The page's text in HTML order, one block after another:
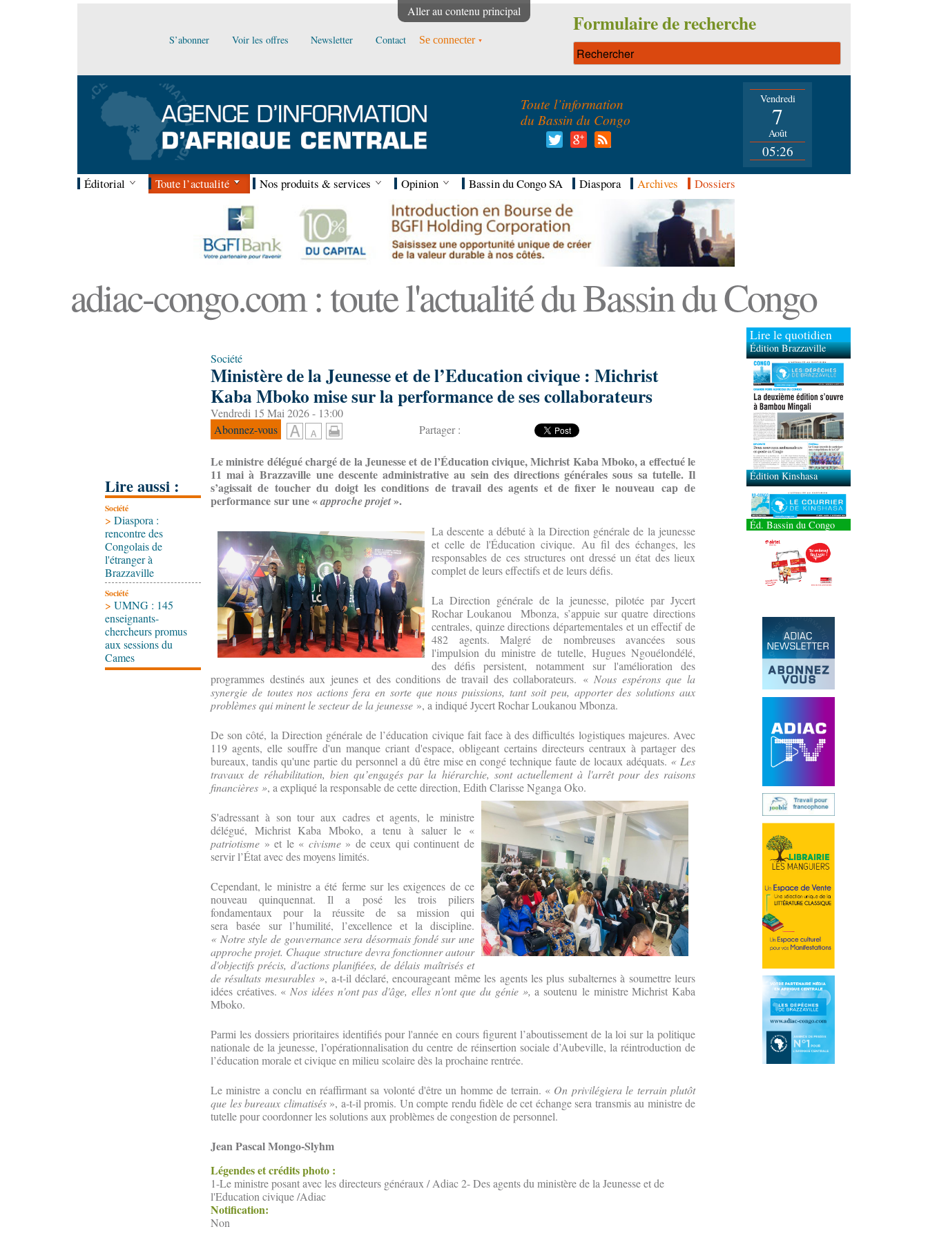
Aller au contenu principal
S’abonner Voir les offres Newsletter Contact Se connecter
Formulaire de recherche
Toute l’information
du Bassin du Congo
Vendredi
7
Août
05:26
Éditorial Toute l’actualité Nos produits & services Opinion Bassin du Congo SA Diaspora Archives Dossiers
adiac-congo.com : toute l'actualité du Bassin du Congo
Lire aussi :
Société
> Diaspora :
rencontre des
Congolais de
l'étranger à
Brazzaville
Société
> UMNG : 145
enseignants-
chercheurs promus
aux sessions du
Cames
Société
Ministère de la Jeunesse et de l’Education civique : Michrist
Kaba Mboko mise sur la performance de ses collaborateurs
Vendredi 15 Mai 2026 - 13:00
Abonnez-vous
Partager :
Le ministre délégué chargé de la Jeunesse et de l’Éducation civique, Michrist Kaba Mboko, a effectué le
11 mai à Brazzaville une descente administrative au sein des directions générales sous sa tutelle. Il
s’agissait de toucher du doigt les conditions de travail des agents et de fixer le nouveau cap de
performance sur une «approche projet».
La descente a débuté à la Direction générale de la jeunesse
et celle de l'Éducation civique. Au fil des échanges, les
responsables de ces structures ont dressé un état des lieux
complet de leurs effectifs et de leurs défis.
La Direction générale de la jeunesse, pilotée par Jycert
Rochar Loukanou Mbonza, s’appuie sur quatre directions
centrales, quinze directions départementales et un effectif de
482 agents. Malgré de nombreuses avancées sous
l'impulsion du ministre de tutelle, Hugues Ngouélondélé,
des défis persistent, notamment sur l'amélioration des
programmes destinés aux jeunes et des conditions de travail des collaborateurs. «Nous espérons que la
synergie de toutes nos actions fera en sorte que nous puissions, tant soit peu, apporter des solutions aux
problèmes qui minent le secteur de la jeunesse », a indiqué Jycert Rochar Loukanou Mbonza.
De son côté, la Direction générale de l’éducation civique fait face à des difficultés logistiques majeures. Avec
119 agents, elle souffre d'un manque criant d'espace, obligeant certains directeurs centraux à partager des
bureaux, tandis qu'une partie du personnel a dû être mise en congé technique faute de locaux adéquats. « Les
travaux de réhabilitation, bien qu’engagés par la hiérarchie, sont actuellement à l'arrêt pour des raisons
financières », a expliqué la responsable de cette direction, Edith Clarisse Nganga Oko.
S'adressant à son tour aux cadres et agents, le ministre
délégué, Michrist Kaba Mboko, a tenu à saluer le «
patriotisme » et le « civisme» de ceux qui continuent de
servir l’État avec des moyens limités.
Cependant, le ministre a été ferme sur les exigences de ce
nouveau quinquennat. Il a posé les trois piliers
fondamentaux pour la réussite de sa mission qui
sera basée sur l’humilité, l’excellence et la discipline.
« Notre style de gouvernance sera désormais fondé sur une
approche projet. Chaque structure devra fonctionner autour
d'objectifs précis, d'actions planifiées, de délais maîtrisés et
de résultats mesurables », a-t-il déclaré, encourageant même les agents les plus subalternes à soumettre leurs
idées créatives. « Nos idées n'ont pas d'âge, elles n'ont que du génie », a soutenu le ministre Michrist Kaba
Mboko.
Parmi les dossiers prioritaires identifiés pour l'année en cours figurent l’aboutissement de la loi sur la politique
nationale de la jeunesse, l’opérationnalisation du centre de réinsertion sociale d’Aubeville, la réintroduction de
l’éducation morale et civique en milieu scolaire dès la prochaine rentrée.
Le ministre a conclu en réaffirmant sa volonté d'être un homme de terrain. « On privilégiera le terrain plutôt
que les bureaux climatisés », a-t-il promis. Un compte rendu fidèle de cet échange sera transmis au ministre de
tutelle pour coordonner les solutions aux problèmes de congestion de personnel.
Jean Pascal Mongo-Slyhm
Légendes et crédits photo :
1-Le ministre posant avec les directeurs généraux / Adiac 2- Des agents du ministère de la Jeunesse et de
l'Education civique /Adiac
Notification:
Non
Lire le quotidien
Édition Brazzaville
Édition Kinshasa
Éd. Bassin du Congo